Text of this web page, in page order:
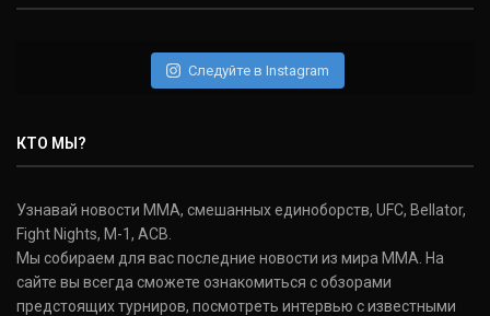
Следуйте в Instagram
КТО МЫ?
Узнавай новости ММА, смешанных единоборств, UFC, Bellator,
Fight Nights, M-1, ACB.
Мы собираем для вас последние новости из мира ММА. На
сайте вы всегда сможете ознакомиться с обзорами
предстоящих турниров, посмотреть интервью с известными